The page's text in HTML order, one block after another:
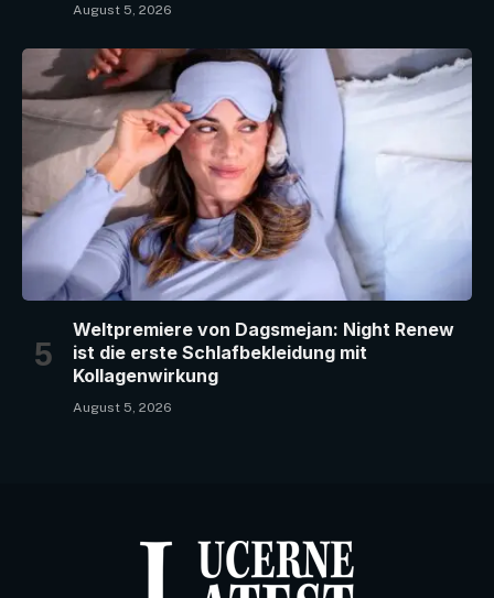
August 5, 2026
Weltpremiere von Dagsmejan: Night Renew
ist die erste Schlafbekleidung mit
Kollagenwirkung
August 5, 2026